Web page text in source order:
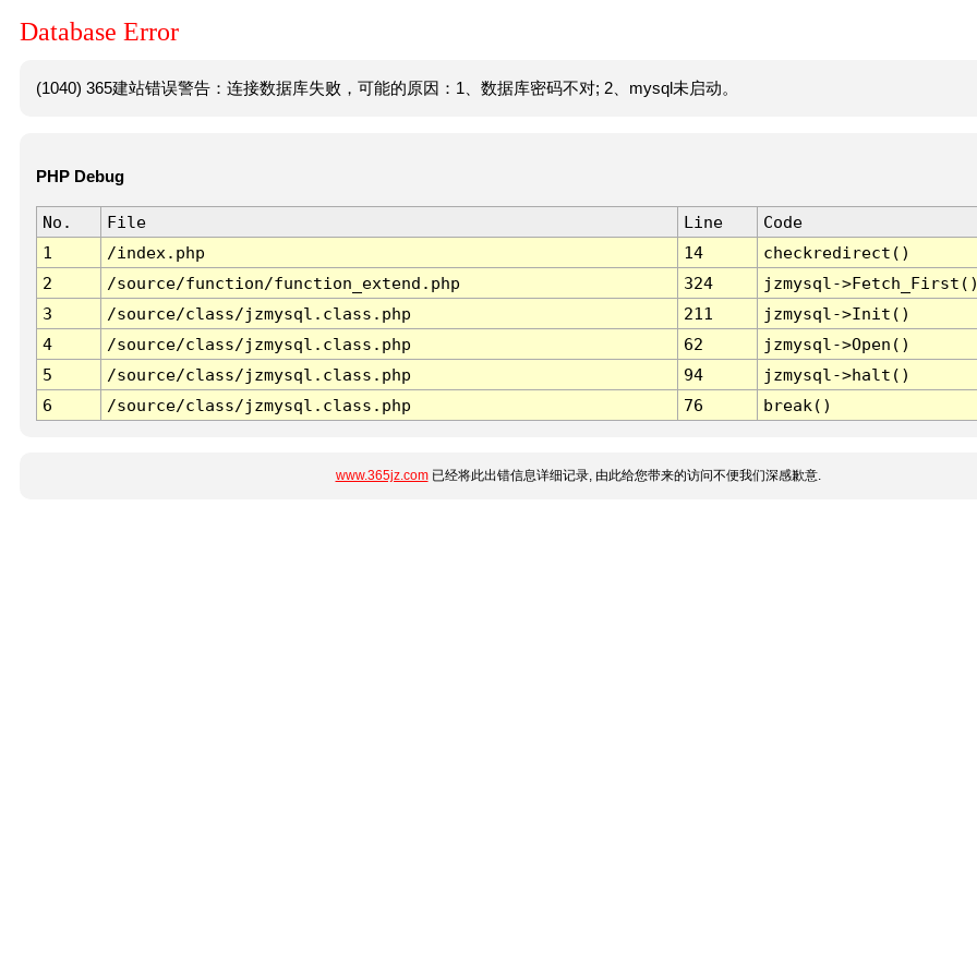
Database Error
(1040) 365建站错误警告：连接数据库失败，可能的原因：1、数据库密码不对; 2、mysql未启动。
PHP Debug
No. File Line
Code
1
/index.php 14
checkredirect()
2
/source/function/function_extend.php 324
jzmysql-
3
/source/class/jzmysql.class.php 211
jzmysql->Init()
4
/source/class/jzmysql.class.php 62
jzmysql->Open()
5
/source/class/jzmysql.class.php 94
jzmysql->halt()
6
/source/class/jzmysql.class.php 76 break()
www.365jz.com已经将此出错信息详细记录, 由此给您带来的访问不便我们深感歉意.